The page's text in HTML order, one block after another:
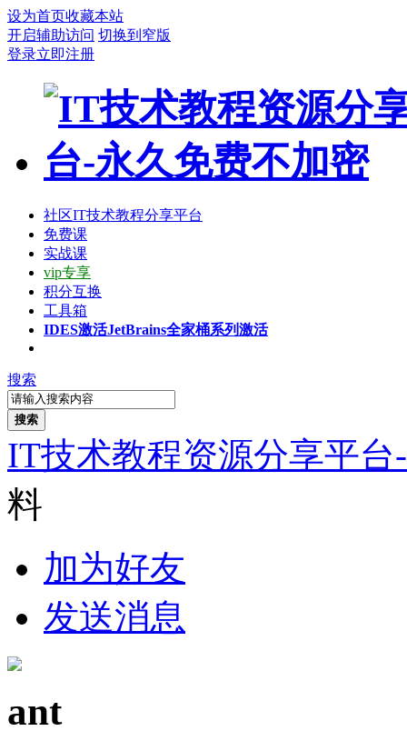
设为首页收藏本站
开启辅助访问 切换到窄版
登录立即注册
社区IT技术教程分享平台
免费课
实战课
vip专享
积分互换
工具箱
IDES激活JetBrains全家桶系列激活
搜索
搜索
IT技术教程资源分享平
料
加为好友
发送消息
ant